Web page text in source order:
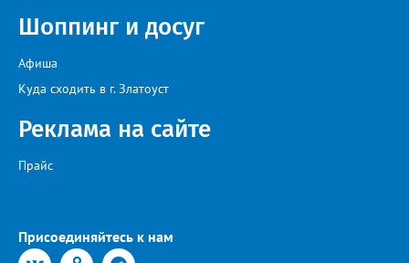
Шоппинг и досуг
Афиша
Куда сходить в г. Златоуст
Реклама на сайте
Прайс
Присоединяйтесь к нам